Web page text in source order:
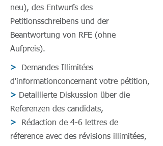
neu), des Entwurfs des
Petitionsschreibens und der
Beantwortung von RFE (ohne
Aufpreis).
> Demandes Illimitées
d'informationconcernant votre pétition,
> Detaillierte Diskussion über die
Referenzen des candidats,
> Rédaction de 4-6 lettres de
réference avec des révisions illimitées,